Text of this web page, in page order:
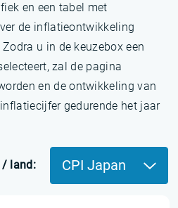
en een tabel met
de inflatieontwikkeling
u in de keuzebox een
zal de pagina
en de ontwikkeling van
gedurende het jaar
/ land: CPI Japan